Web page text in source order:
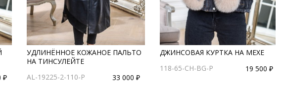
₽
УДЛИНЁННОЕ КОЖАНОЕ ПАЛЬТО
НА ТИНСУЛЕЙТЕ
AL-19225-2-110-P
33 000 ₽
ДЖИНСОВАЯ КУРТКА НА МЕХЕ
118-65-CH-BG-P
19 500 ₽